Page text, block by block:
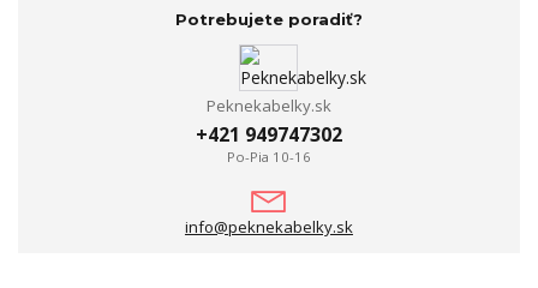
Potrebujete poradiť?
Peknekabelky.sk
+421 949747302
Po-Pia 10-16
info@peknekabelky.sk